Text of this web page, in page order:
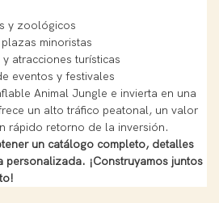
y zoológicos
minoristas
atracciones turísticas
eventos y festivales
Animal Jungle e invierta en una
un alto tráfico peatonal, un valor
rápido retorno de la inversión.
un catálogo completo, detalles
personalizada. ¡Construyamos juntos